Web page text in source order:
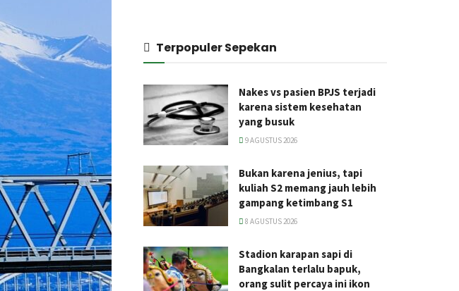
Terpopuler Sepekan
Nakes vs pasien BPJS terjadi
karena sistem kesehatan
yang busuk
9 AGUSTUS 2026
Bukan karena jenius, tapi
kuliah S2 memang jauh lebih
gampang ketimbang S1
8 AGUSTUS 2026
Stadion karapan sapi di
Bangkalan terlalu bapuk,
orang sulit percaya ini ikon